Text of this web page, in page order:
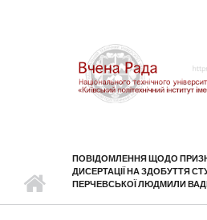
ПОВІДОМЛЕННЯ ЩОДО
ДИСЕРТАЦІЇ НА ЗДОБУТТЯ
ПЕРЧЕВСЬКОЇ ЛЮДМИЛИ